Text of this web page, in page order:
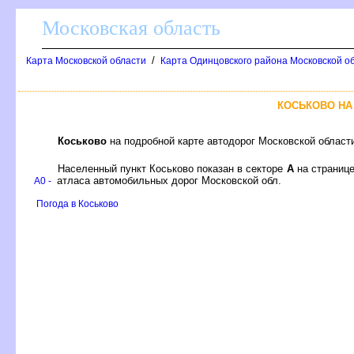
Московская область
Карта Московской области / Карта Одинцовского района Московской
КОСЬКОВО
Коськово на подробной карте автодорог Московской
Населенный пункт Коськово показан в секторе Ана странице
A0 - атласа автомобильных дорог Московской обл.
Погода в Коськово